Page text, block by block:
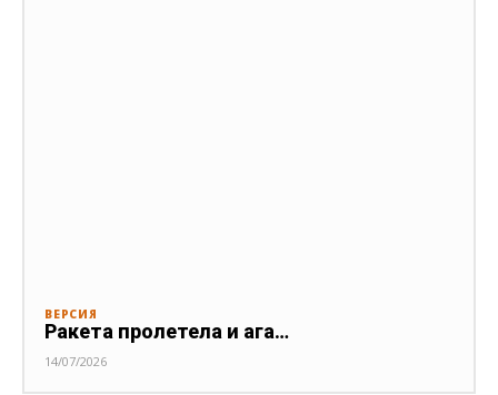
ВЕРСИЯ
Ракета пролетела и ага…
14/07/2026